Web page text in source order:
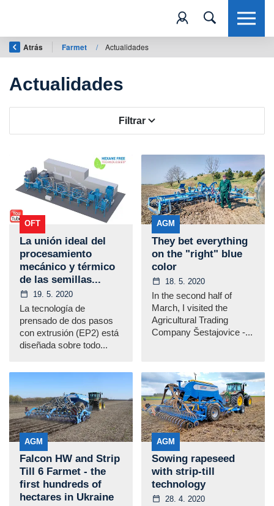
Atrás Farmet / Actualidades
Actualidades
Filtrar
OFT
La unión ideal del
procesamiento
mecánico y térmico
de las semillas...
19. 5. 2020
La tecnología de
prensado de dos pasos
con extrusión (EP2) está
diseñada sobre todo...
AGM
They bet everything
on the "right" blue
color
18. 5. 2020
In the second half of
March, I visited the
Agricultural Trading
Company Šestajovice -...
AGM
Falcon HW and Strip
Till 6 Farmet - the
first hundreds of
hectares in Ukraine
AGM
Sowing rapeseed
with strip-till
technology
28. 4. 2020